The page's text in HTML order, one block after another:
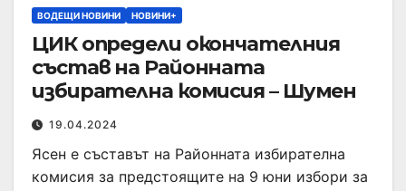
ВОДЕЩИ НОВИНИ НОВИНИ+
ЦИК определи окончателния
състав на Районната
избирателна комисия – Шумен
19.04.2024
Ясен е съставът на Районната избирателна
комисия за предстоящите на 9 юни избори за